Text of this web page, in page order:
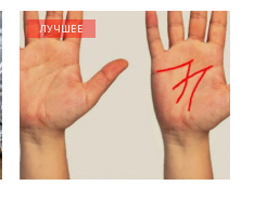
ЛУЧШЕЕ